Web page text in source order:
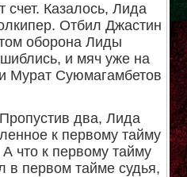
Казалось, Лида
Отбил Джастин
оборона Лиды
и мяч уже на
Мурат Суюмагамбетов
два, Лида
к первому тайму
что к первому тайму
в первом тайме судья,